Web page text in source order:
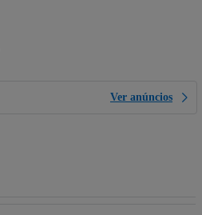
Ver anúncios